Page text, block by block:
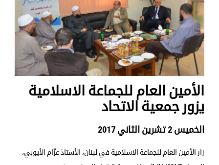
الأمين العام للجماعة الاسلامية
يزور جمعية الاتحاد
الخميس 2 تشرين الثاني 2017
زار الأمين العام للجماعة الاسلامية في لبنان، الأستاذ عزّام الأيوبي،